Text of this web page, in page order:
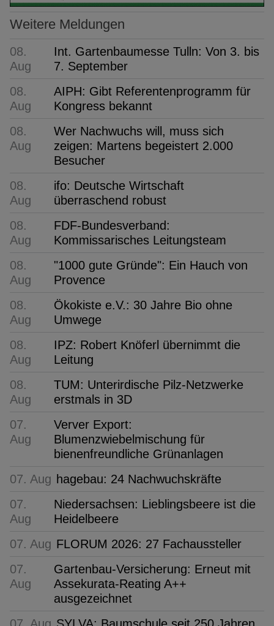
Weitere Meldungen
08.
Aug
Int. Gartenbaumesse Tulln: Von 3. bis
7. September
08.
Aug
AIPH: Gibt Referentenprogramm für
Kongress bekannt
08.
Aug
Wer Nachwuchs will, muss sich
zeigen: Martens begeistert 2.000
Besucher
08.
Aug
ifo: Deutsche Wirtschaft
überraschend robust
08.
Aug
FDF-Bundesverband:
Kommissarisches Leitungsteam
08.
Aug
"1000 gute Gründe": Ein Hauch von
Provence
08.
Aug
Ökokiste e.V.: 30 Jahre Bio ohne
Umwege
08.
Aug
IPZ: Robert Knöferl übernimmt die
Leitung
08.
Aug
TUM: Unterirdische Pilz-Netzwerke
erstmals in 3D
07.
Aug
Verver Export:
Blumenzwiebelmischung für
bienenfreundliche Grünanlagen
07. Aug hagebau: 24 Nachwuchskräfte
07.
Aug
Niedersachsen: Lieblingsbeere ist die
Heidelbeere
07. Aug FLORUM 2026: 27 Fachaussteller
07.
Aug
Gartenbau-Versicherung: Erneut mit
Assekurata-Reating A++
ausgezeichnet